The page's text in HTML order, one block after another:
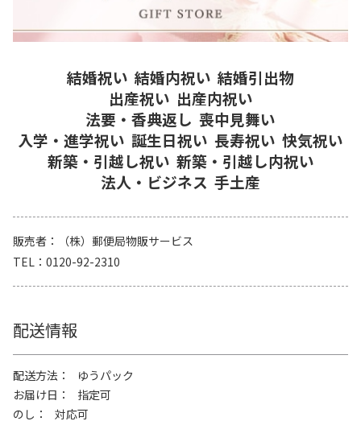
結婚祝い 結婚内祝い 結婚引出物
出産祝い 出産内祝い
法要・香典返し 喪中見舞い
入学・進学祝い 誕生日祝い 長寿祝い 快気祝い
新築・引越し祝い 新築・引越し内祝い
法人・ビジネス 手土産
販売者
（株）郵便局物販サービス
TEL
0120-92-2310
配送情報
配送方法
ゆうパック
お届け日
指定可
のし
対応可